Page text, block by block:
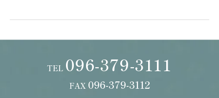
TEL 096-379-3111
FAX 096-379-3112